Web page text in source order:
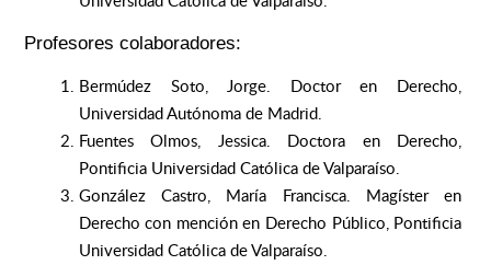
Profesores colaboradores:
Bermúdez Soto, Jorge. Doctor en Derecho,
Universidad Autónoma de Madrid.
Fuentes Olmos, Jessica. Doctora en Derecho,
Pontificia Universidad Católica de Valparaíso.
González Castro, María Francisca. Magíster en
Derecho con mención en Derecho Público, Pontificia
Universidad Católica de Valparaíso.